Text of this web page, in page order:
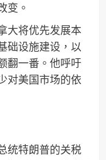
变。
大将优先发展本
础设施建设，以
翻一番。他呼吁
对美国市场的依
统特朗普的关税